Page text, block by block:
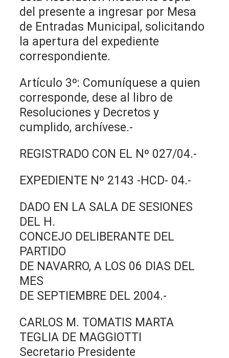
del presente a ingresar por Mesa
de Entradas Municipal, solicitando
la apertura del expediente
correspondiente.
Artículo 3º: Comuníquese a quien
corresponde, dese al libro de
Resoluciones y Decretos y
cumplido, archívese.-
REGISTRADO CON EL Nº 027/04.-
EXPEDIENTE Nº 2143 -HCD- 04.-
DADO EN LA SALA DE SESIONES
DEL H.
CONCEJO DELIBERANTE DEL
PARTIDO
DE NAVARRO, A LOS 06 DIAS DEL
MES
DE SEPTIEMBRE DEL 2004.-
CARLOS M. TOMATIS MARTA
TEGLIA DE MAGGIOTTI
Secretario Presidente